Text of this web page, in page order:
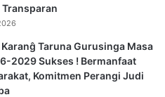
Taruna Gurusinga Masa
2029 Sukses ! Bermanfaat
Komitmen Perangi Judi